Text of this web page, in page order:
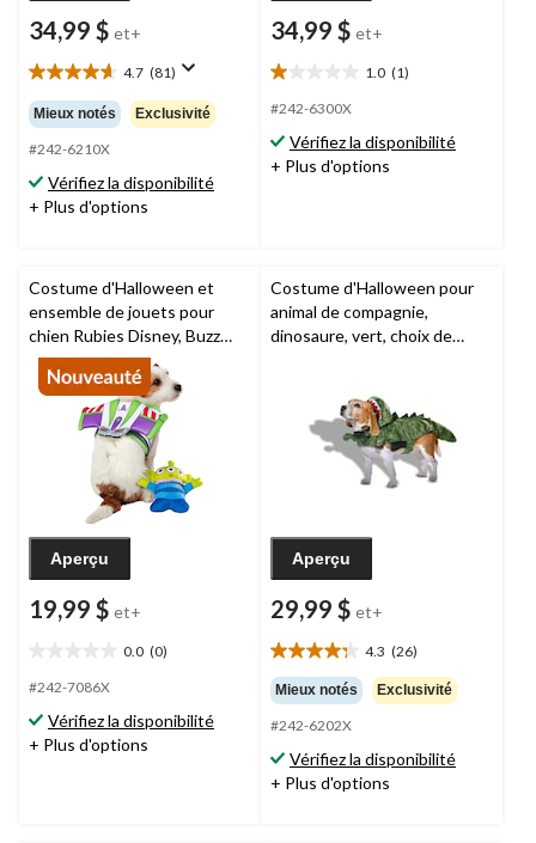
34,99 $ et+
4.7 (81)
4.7
étoile(s)
sur
5.
81
évaluations
Mieux notés Exclusivité
#242-6210X
Vérifiez la disponibilité
+ Plus d'options
34,99 $ et+
1.0 (1)
1.0
étoile(s)
5.
1
#242-6300X
Vérifiez la disponibilité
+ Plus d'options
Costume d'Halloween et
ensemble de jouets pour
chien Rubies Disney, Buzz
Lightyear, multicolore, tailles
variées
Aperçu
19,99 $ et+
0.0 (0)
étoile(s)
5.
#242-7086X
Vérifiez la disponibilité
+ Plus d'options
Costume d'Halloween pour
animal de compagnie,
dinosaure, vert, choix de
Aperçu
29,99 $ et+
4.3 (26)
4.3
étoile(s)
sur
5.
26
évaluations
Mieux notés Exclusivité
#242-6202X
Vérifiez la disponibilité
+ Plus d'options